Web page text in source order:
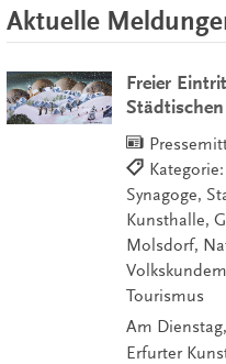
Aktuelle
Freier
Synagoge,
Kunsthalle,
Molsdorf,
Tourismus
Am
Erfurter